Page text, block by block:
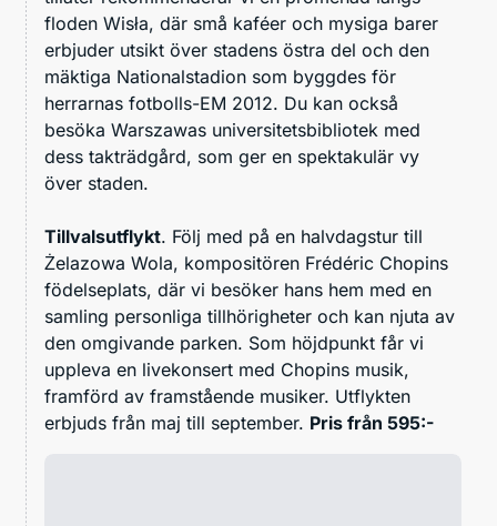
floden Wisła, där små kaféer och mysiga barer
erbjuder utsikt över stadens östra del och den
mäktiga Nationalstadion som byggdes för
herrarnas fotbolls-EM 2012. Du kan också
besöka Warszawas universitetsbibliotek med
dess takträdgård, som ger en spektakulär vy
över staden.
Tillvalsutflykt. Följ med på en halvdagstur till
Żelazowa Wola, kompositören Frédéric Chopins
födelseplats, där vi besöker hans hem med en
samling personliga tillhörigheter och kan njuta av
den omgivande parken. Som höjdpunkt får vi
uppleva en livekonsert med Chopins musik,
framförd av framstående musiker. Utflykten
erbjuds från maj till september. Pris från 595:-